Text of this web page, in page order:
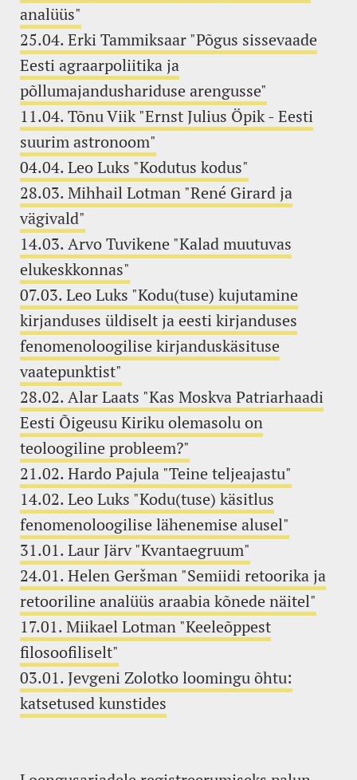
analüüs"
25.04. Erki Tammiksaar "Põgus sissevaade
Eesti agraarpoliitika ja
põllumajandushariduse arengusse"
11.04. Tõnu Viik "Ernst Julius Öpik - Eesti
suurim astronoom"
04.04. Leo Luks "Kodutus kodus"
28.03. Mihhail Lotman "René Girard ja
vägivald"
14.03. Arvo Tuvikene "Kalad muutuvas
elukeskkonnas"
07.03. Leo Luks "Kodu(tuse) kujutamine
kirjanduses üldiselt ja eesti kirjanduses
fenomenoloogilise kirjanduskäsituse
vaatepunktist"
28.02. Alar Laats "Kas Moskva Patriarhaadi
Eesti Õigeusu Kiriku olemasolu on
teoloogiline probleem?"
21.02. Hardo Pajula "Teine teljeajastu"
14.02. Leo Luks "Kodu(tuse) käsitlus
fenomenoloogilise lähenemise alusel"
31.01. Laur Järv "Kvantaegruum"
24.01. Helen Geršman "Semiidi retoorika ja
retooriline analüüs araabia kõnede näitel"
17.01. Miikael Lotman "Keeleõppest
filosoofiliselt"
03.01. Jevgeni Zolotko loomingu õhtu:
katsetused kunstides